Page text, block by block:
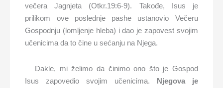
večera Jagnjeta (Otkr.19:6-9). Takođe, Isus je
prilikom ove poslednje pashe ustanovio Večeru
Gospodnju (lomljenje hleba) i dao je zapovest svojim
učenicima da to čine u sećanju na Njega.
Dakle, mi želimo da činimo ono što je Gospod
Isus zapovedio svojim učenicima. Njegova je